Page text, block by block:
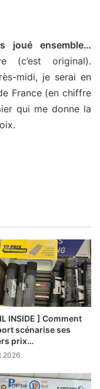
joué ensemble…
(c’est original).
midi, je serai en
France (en chiffre
qui me donne la
INSIDE ] Comment
scénarise ses
prix…
2026